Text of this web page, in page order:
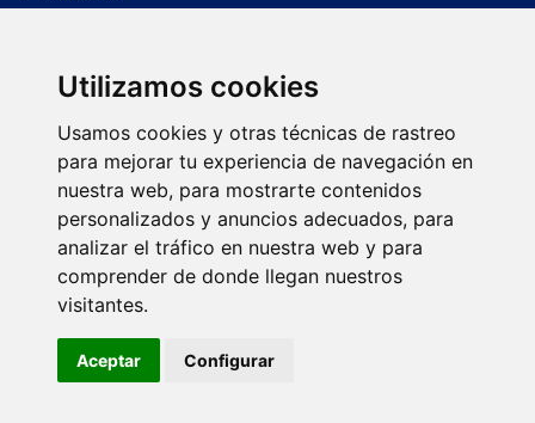
Utilizamos cookies
Usamos cookies y otras técnicas de rastreo
para mejorar tu experiencia de navegación en
nuestra web, para mostrarte contenidos
personalizados y anuncios adecuados, para
analizar el tráfico en nuestra web y para
comprender de donde llegan nuestros
visitantes.
Aceptar Configurar
Envíos de calidad
Envíos Baratos
Política de cookies Configurar cookies
Política de privacidad
Aviso legal
Árbol web Contacto
Diseño web: